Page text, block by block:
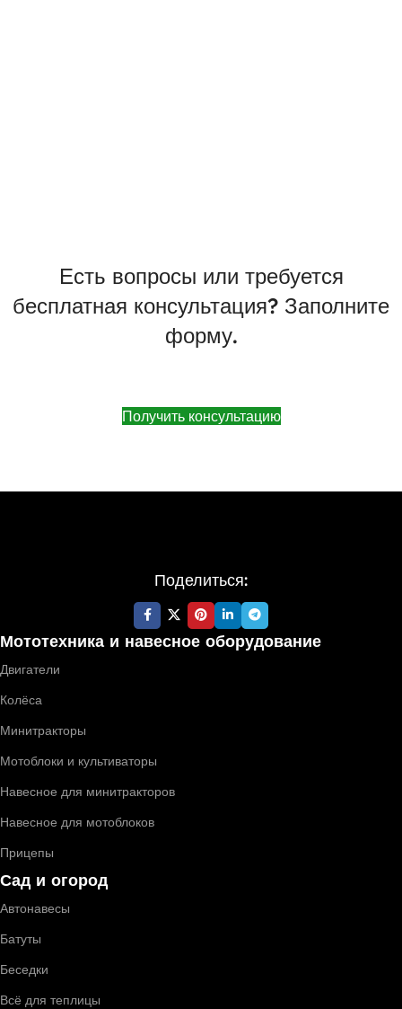
Есть вопросы или требуется
бесплатная консультация? Заполните
форму.
Получить консультацию
Поделиться:
Мототехника и навесное оборудование
Двигатели
Колёса
Минитракторы
Мотоблоки и культиваторы
Навесное для минитракторов
Навесное для мотоблоков
Прицепы
Сад и огород
Автонавесы
Батуты
Беседки
Всё для теплицы